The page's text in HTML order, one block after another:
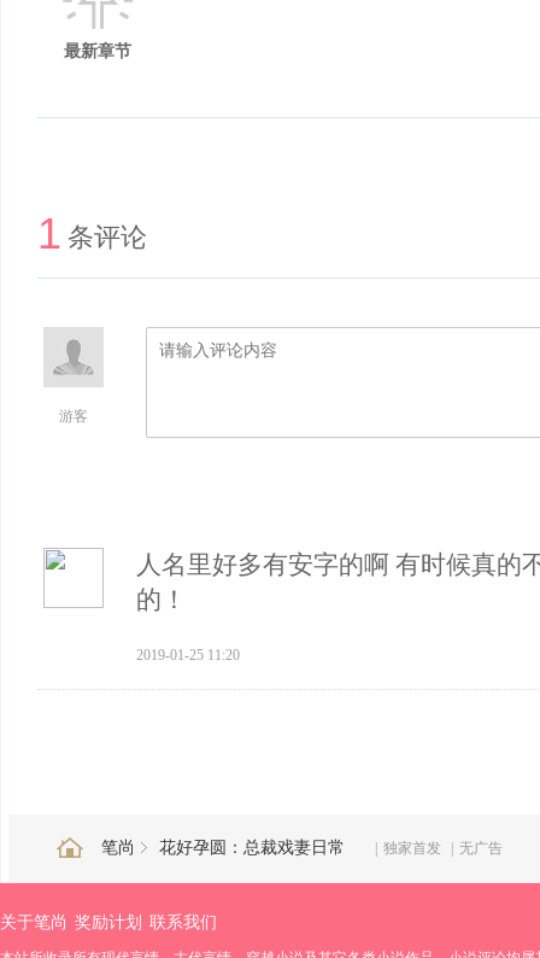
最新章节
1 条评论
游客
人名里好多有安字的啊 有时候真
的！
2019-01-25 11:20
笔尚 花好孕圆：总裁戏妻日常 | 独家首发 | 无广告
关于笔尚 奖励计划 联系我们